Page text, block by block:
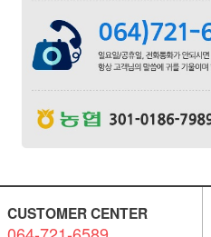
CUSTOMER CENTER